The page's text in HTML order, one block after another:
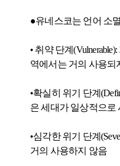
●유네스코는 언어 소
• 취약 단계
역에서는 거의 사용되
•확실히 위기 단계
은 세대가 일상적으로
•심각한 위기 단계
거의 사용하지 않음